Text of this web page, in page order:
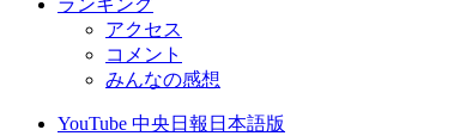
ランキング
アクセス
コメント
みんなの感想
YouTube 中央日報日本語版